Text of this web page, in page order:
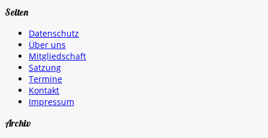
Seiten
Datenschutz
Über uns
Mitgliedschaft
Satzung
Termine
Kontakt
Impressum
Archiv